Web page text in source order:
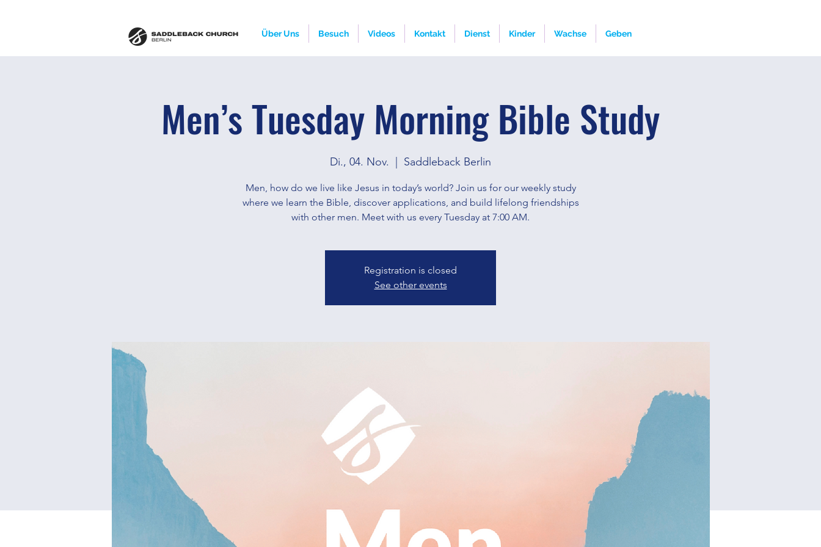
Über Uns Besuch Videos Kontakt Dienst Kinder Wachse Geben
Men’s Tuesday Morning Bible Study
Di., 04. Nov. Saddleback Berlin
Men, how do we live like Jesus in today’s world? Join us for our weekly study
where we learn the Bible, discover applications, and build lifelong friendships
with other men. Meet with us every Tuesday at 7:00 AM.
Registration is closed
See other events